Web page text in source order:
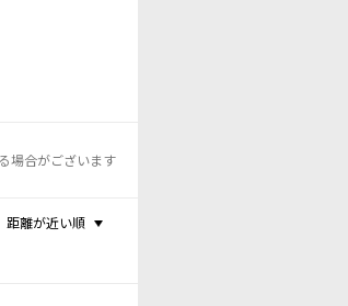
場合がございます
距離が近い順